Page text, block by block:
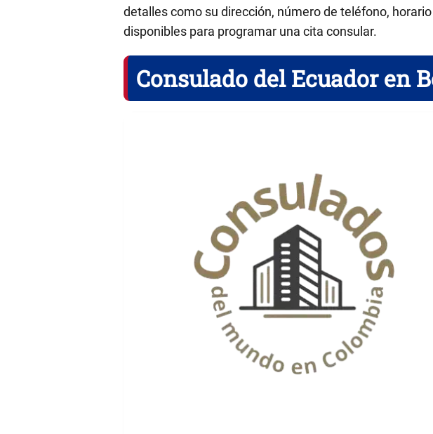
detalles como su dirección, número de teléfono,
disponibles para programar una cita consular.
Consulado del Ecuador en